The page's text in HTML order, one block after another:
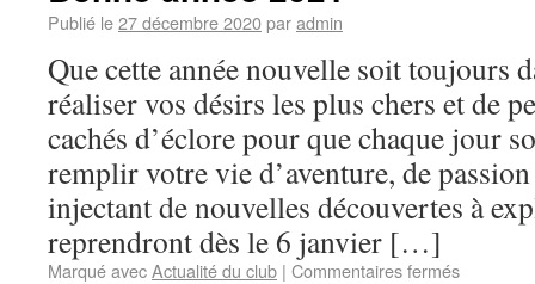
Publié le27 décembre 2020paradmin
Que cette année nouvelle soit toujours
réaliser vos désirs les plus chers et de
cachés d’éclore pour que chaque jour
remplir votre vie d’aventure, de
injectant de nouvelles découvertes à
reprendront dès le 6 janvier […]
Marqué avecActualité du club | Commentaires fermés